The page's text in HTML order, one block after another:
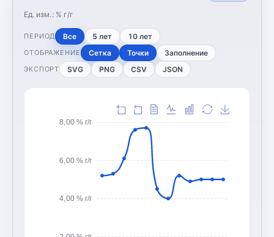
Ед. изм.: % г/г
ПЕРИОД Все 5 лет 10 лет
ОТОБРАЖЕНИЕ Сетка Точки Заполнение
ЭКСПОРТ SVG PNG CSV JSON
4,00 % г/г
6,00 % г/г
8,00 % г/г